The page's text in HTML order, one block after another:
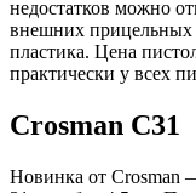
недостатков можно
внешних прицельных
пластика. Цена
практически у всех
Crosman C31
Новинка от Crosman